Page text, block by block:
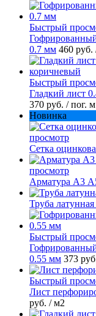
Быстрый
0.7 мм 460 руб.
Быстрый
Гладкий лист
370 руб. / пог. м
Новинка
просмотр
Сетка
просмотр
Арматура А3
Труба
Быстрый
0.55 мм 373
Быстрый
Лист
руб. / м2